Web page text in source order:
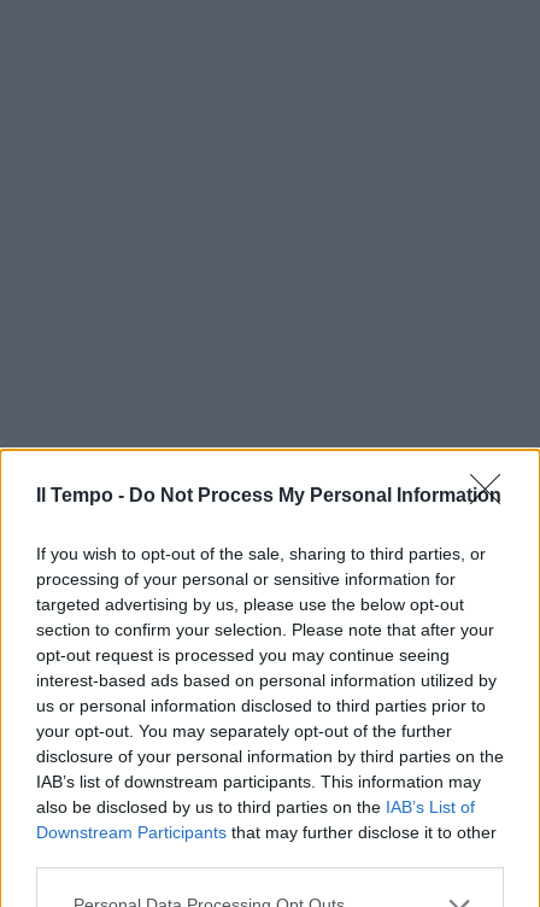
Il Tempo - Do Not Process My Personal Information
If you wish to opt-out of the sale, sharing to third parties, or
processing of your personal or sensitive information for
targeted advertising by us, please use the below opt-out
section to confirm your selection. Please note that after your
opt-out request is processed you may continue seeing
interest-based ads based on personal information utilized by
us or personal information disclosed to third parties prior to
your opt-out. You may separately opt-out of the further
disclosure of your personal information by third parties on the
IAB’s list of downstream participants. This information may
also be disclosed by us to third parties on the IAB’s List of
Downstream Participants that may further disclose it to other
In evidenza